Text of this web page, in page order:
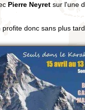
Pierre Neyret sur l'une
donc sans plus